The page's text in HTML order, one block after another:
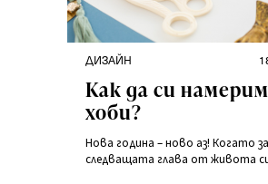
ДИЗАЙН
Как да си намерим
хоби?
Нова година – ново аз! Когато
следващата глава от живота